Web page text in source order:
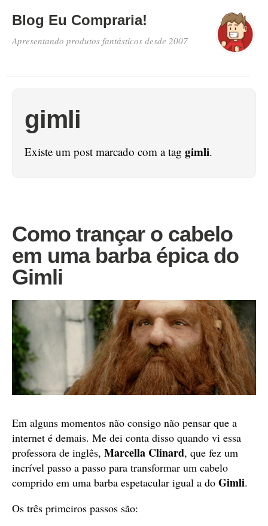
Blog Eu Compraria!
Apresentando produtos fantásticos desde 2007
gimli
Existe um post marcado com a tag gimli.
Como trançar o cabelo
em uma barba épica do
Gimli
Em alguns momentos não consigo não pensar que a
internet é demais. Me dei conta disso quando vi essa
professora de inglês, Marcella Clinard, que fez um
incrível passo a passo para transformar um cabelo
comprido em uma barba espetacular igual a do Gimli.
Os três primeiros passos são: